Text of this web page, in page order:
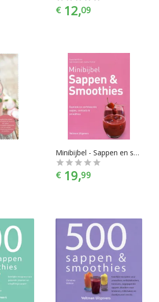
€ 12,09
Minibijbel - Sappen en smoothies
€ 19,99